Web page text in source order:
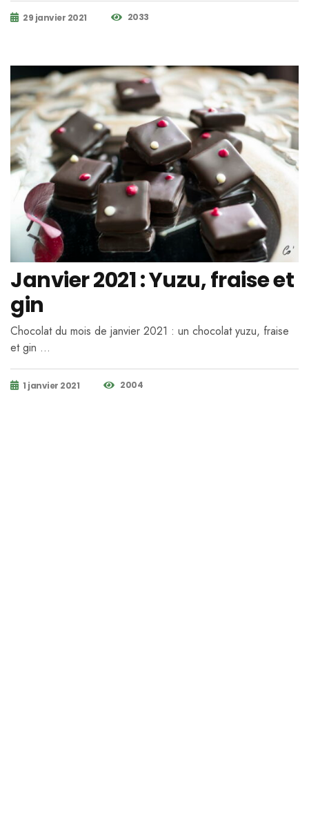
29 janvier 2021 2033
Janvier 2021 : Yuzu, fraise et
gin
Chocolat du mois de janvier 2021 : un chocolat yuzu, fraise
et gin …
1 janvier 2021 2004